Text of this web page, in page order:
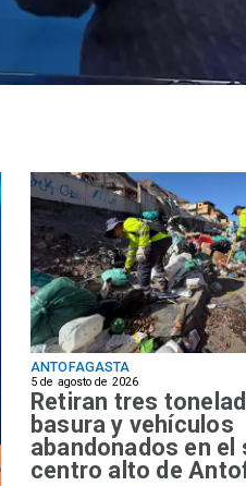
ANTOFAGASTA
5 de agosto de 2026
Retiran tres
basura y vehículos
abandonados en
centro alto de